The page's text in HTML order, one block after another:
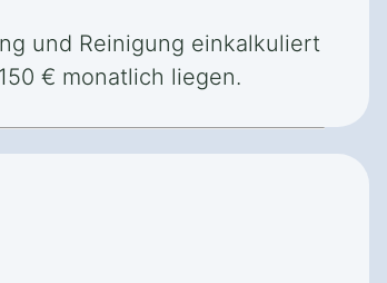
und Reinigung einkalkuliert
€ monatlich liegen.